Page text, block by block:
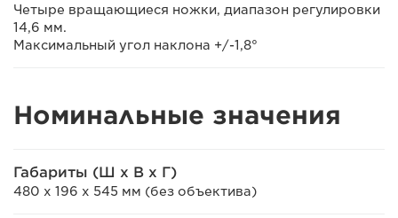
Четыре вращающиеся ножки, диапазон регулировки
14,6 мм.
Максимальный угол наклона +/-1,8°
Номинальные значения
Габариты (Ш х В х Г)
480 x 196 x 545 мм (без объектива)